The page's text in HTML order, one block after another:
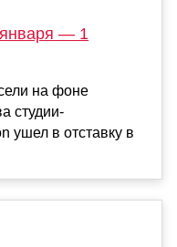
— 1
на фоне
студии-
ушел в отставку в